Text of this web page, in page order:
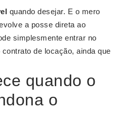
quando desejar. E o mero
a posse direta ao
simplesmente entrar no
de locação, ainda que
quando o
o